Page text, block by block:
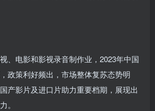
、电影和影视录音制作业，2023年中国
政策利好频出，市场整体复苏态势明
产影片及进口片助力重要档期，展现出
。